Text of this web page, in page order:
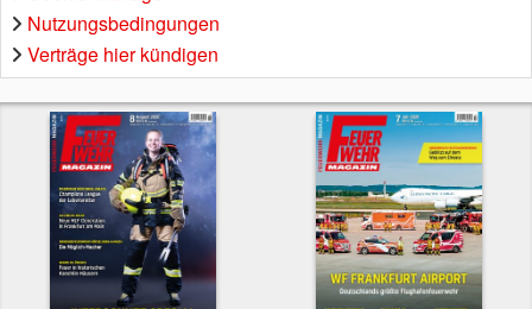
Nutzungsbedingungen
Verträge hier kündigen